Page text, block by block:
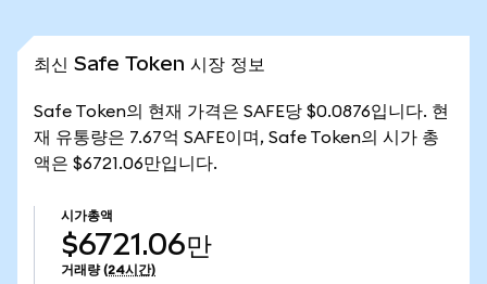
최신 Safe Token 시장 정보
Safe Token의 현재 가격은 SAFE당 $0.0876입니다. 현
재 유통량은 7.67억 SAFE이며, Safe Token의 시가 총
액은 $6721.06만입니다.
시가총액
$6721.06만
거래량 (24시간)